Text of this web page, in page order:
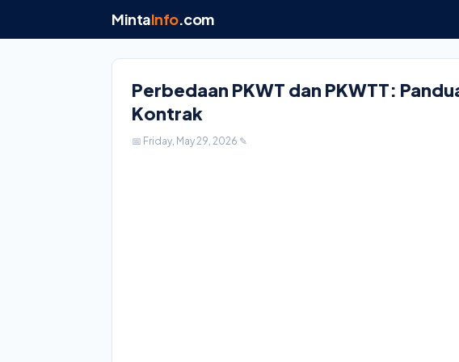
MintaInfo.com
Perbedaan PKWT dan PKWTT:
Kontrak
📅 Friday, May 29, 2026 ✎